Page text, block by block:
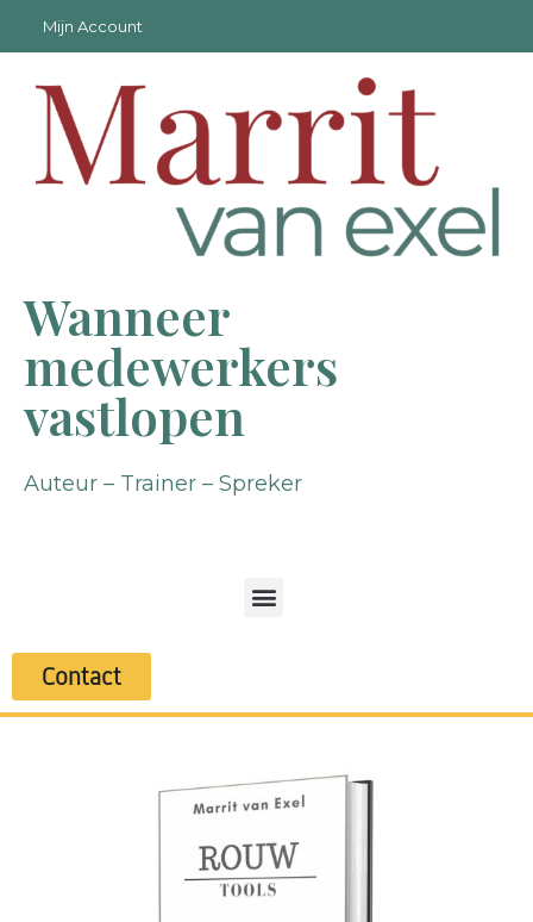
Mijn Account
Wanneer
medewerkers
vastlopen
Auteur – Trainer – Spreker
Contact